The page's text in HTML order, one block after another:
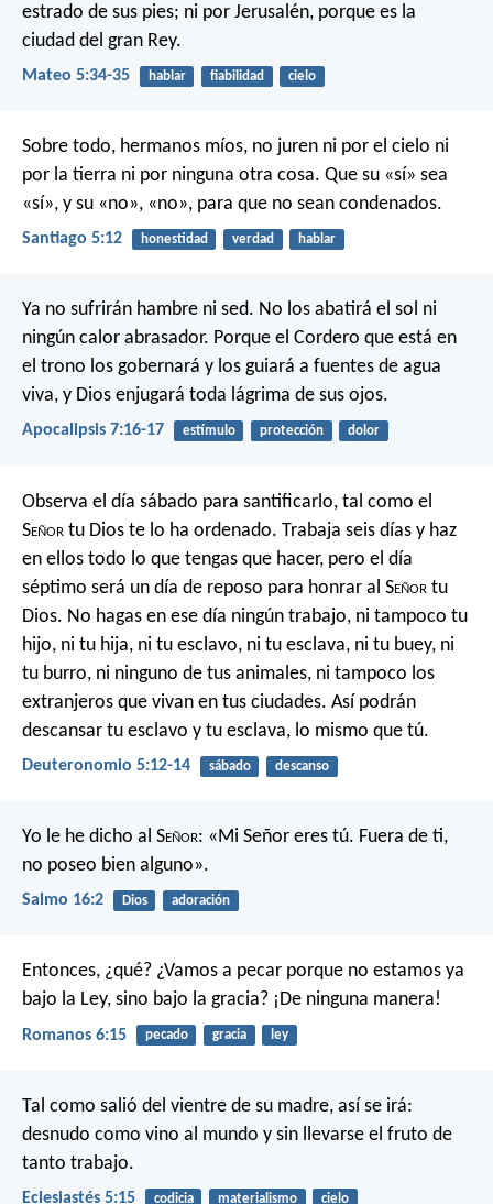
estrado de sus pies; ni por Jerusalén, porque es la
ciudad del gran Rey.
Mateo 5:34-35 hablar fiabilidad cielo
Sobre todo, hermanos míos, no juren ni por el cielo ni
por la tierra ni por ninguna otra cosa. Que su «sí» sea
«sí», y su «no», «no», para que no sean condenados.
Santiago 5:12 honestidad verdad hablar
Ya no sufrirán hambre ni sed. No los abatirá el sol ni
ningún calor abrasador. Porque el Cordero que está en
el trono los gobernará y los guiará a fuentes de agua
viva, y Dios enjugará toda lágrima de sus ojos.
Apocalipsis 7:16-17 estímulo protección dolor
Observa el día sábado para santificarlo, tal como el
Señor tu Dios te lo ha ordenado. Trabaja seis días y haz
en ellos todo lo que tengas que hacer, pero el día
séptimo será un día de reposo para honrar al Señor tu
Dios. No hagas en ese día ningún trabajo, ni tampoco tu
hijo, ni tu hija, ni tu esclavo, ni tu esclava, ni tu buey, ni
tu burro, ni ninguno de tus animales, ni tampoco los
extranjeros que vivan en tus ciudades. Así podrán
descansar tu esclavo y tu esclava, lo mismo que tú.
Deuteronomio 5:12-14 sábado descanso
Yo le he dicho al Señor: «Mi Señor eres tú. Fuera de ti,
no poseo bien alguno».
Salmo 16:2 Dios adoración
Entonces, ¿qué? ¿Vamos a pecar porque no estamos ya
bajo la Ley, sino bajo la gracia? ¡De ninguna manera!
Romanos 6:15 pecado gracia ley
Tal como salió del vientre de su madre, así se irá:
desnudo como vino al mundo y sin llevarse el fruto de
tanto trabajo.
Eclesiastés 5:15 codicia materialismo cielo